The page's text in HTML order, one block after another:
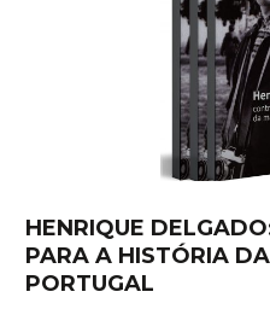
HENRIQUE
PARA A HISTÓRIA
PORTUGAL